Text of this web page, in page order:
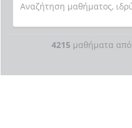
4215 μαθήματα από